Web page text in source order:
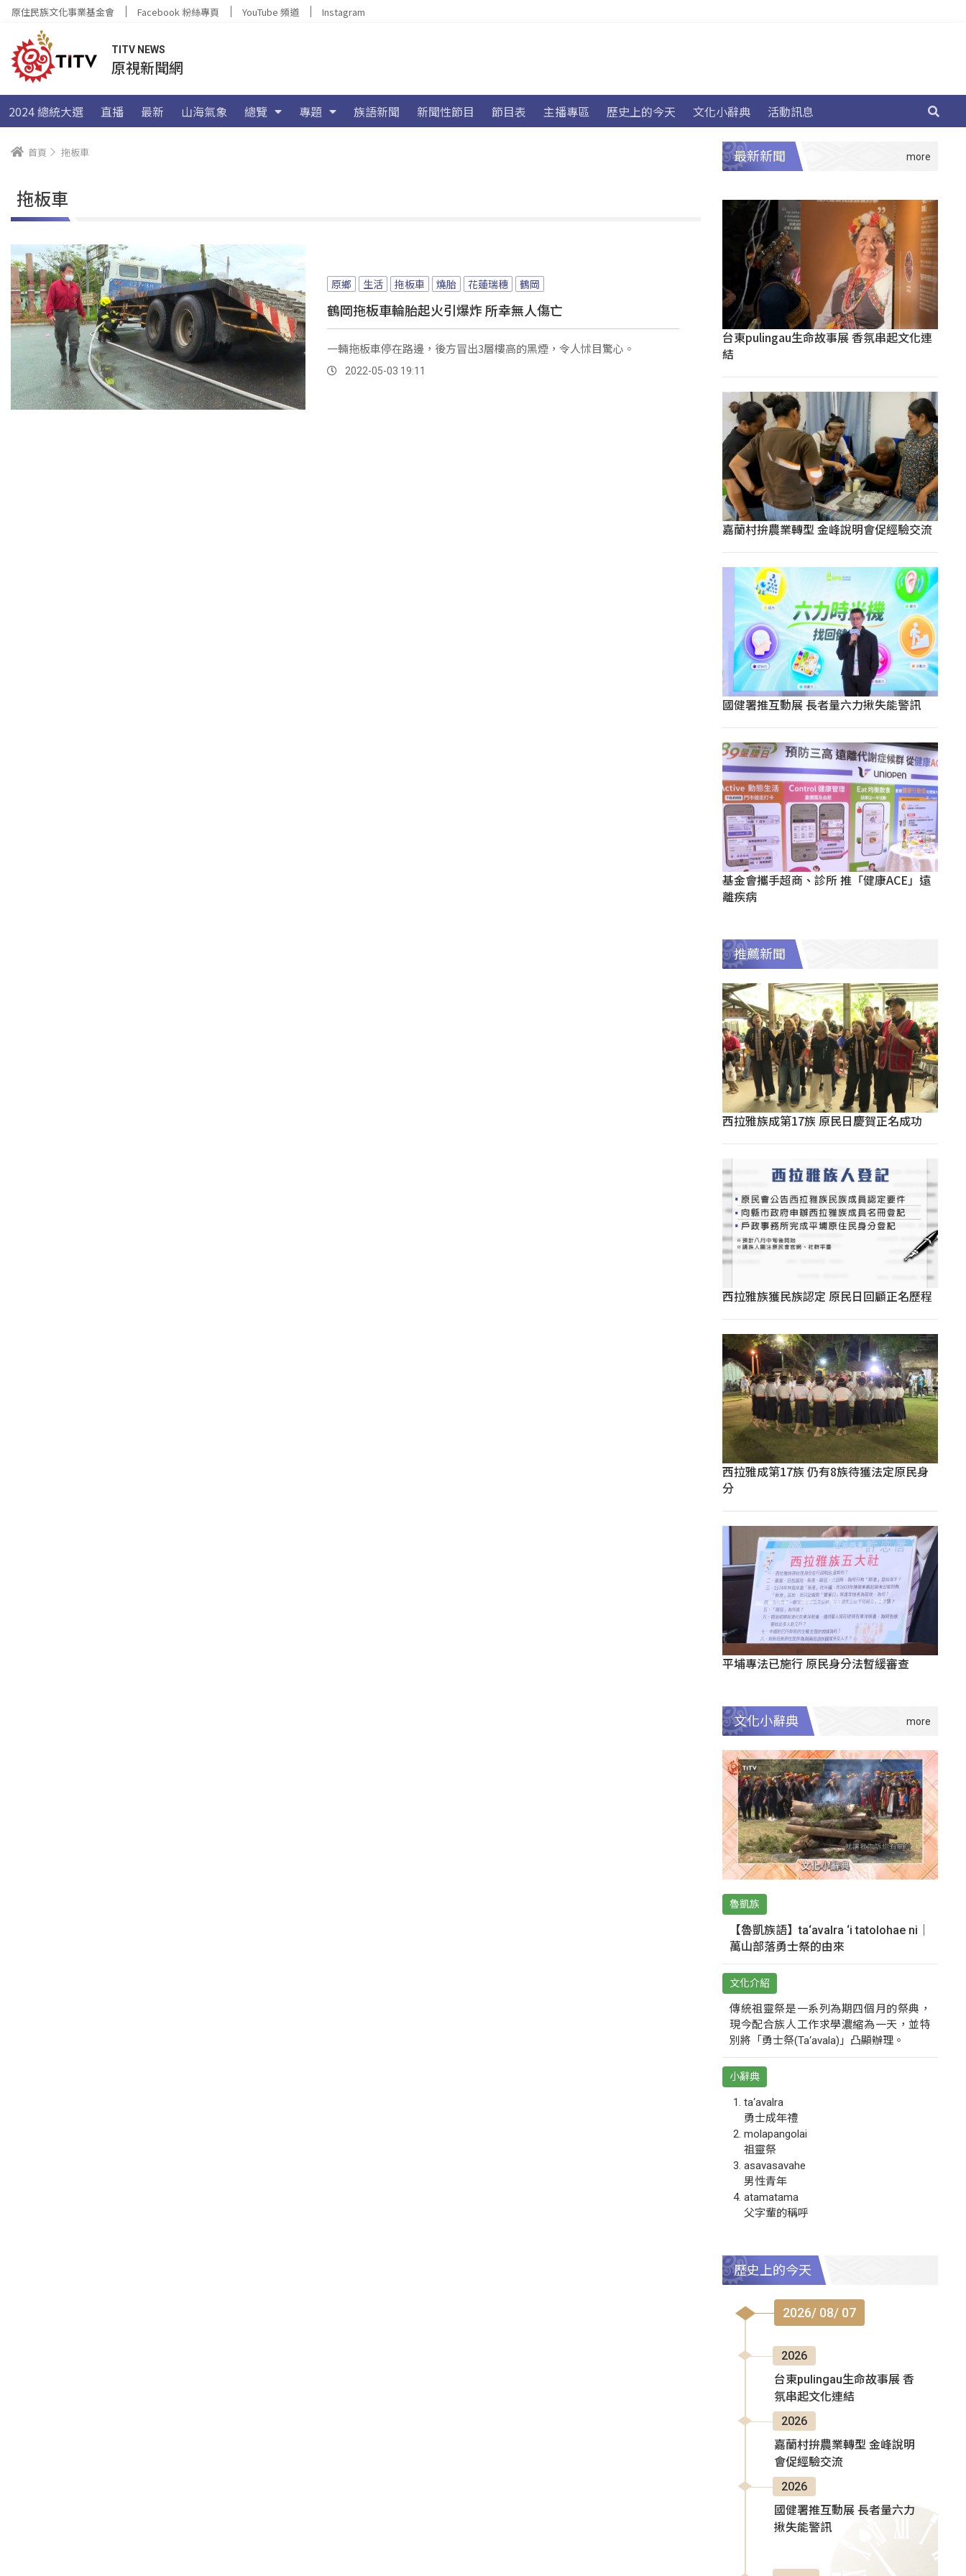
原住民族文化事業基金會 Facebook 粉絲專頁 YouTube 頻道 Instagram
TITV NEWS
原視新聞網
2024 總統大選 直播 最新 山海氣象 總覽 專題 族語新聞 新聞性節目 節目表 主播專區 歷史上的今天 文化小辭典 活動訊息
首頁 拖板車
拖板車
原鄉 生活 拖板車 燒胎 花蓮瑞穗 鶴岡
鶴岡拖板車輪胎起火引爆炸 所幸無人傷亡
一輛拖板車停在路邊，後方冒出3層樓高的黑煙，令人怵目驚心。
2022-05-03 19:11
最新新聞
台東pulingau生命故事展 香氛串起文化連
結
嘉蘭村拚農業轉型 金峰說明會促經驗交流
國健署推互動展 長者量六力揪失能警訊
基金會攜手超商、診所 推「健康ACE」遠
離疾病
推薦新聞
西拉雅族成第17族 原民日慶賀正名成功
西拉雅族獲民族認定 原民日回顧正名歷程
西拉雅成第17族 仍有8族待獲法定原民身
分
平埔專法已施行 原民身分法暫緩審查
文化小辭典
魯凱族
【魯凱族語】ta‘avalra ‘i tatolohae ni｜
萬山部落勇士祭的由來
文化介紹
傳統祖靈祭是一系列為期四個月的祭典，
現今配合族人工作求學濃縮為一天，並特
別將「勇士祭(Ta‘avala)」凸顯辦理。
小辭典
ta‘avalra
勇士成年禮
molapangolai
祖靈祭
asavasavahe
男性青年
atamatama
父字輩的稱呼
歷史上的今天
2026/ 08/ 07
2026
台東pulingau生命故事展 香
氛串起文化連結
2026
嘉蘭村拚農業轉型 金峰說明
會促經驗交流
2026
國健署推互動展 長者量六力
揪失能警訊